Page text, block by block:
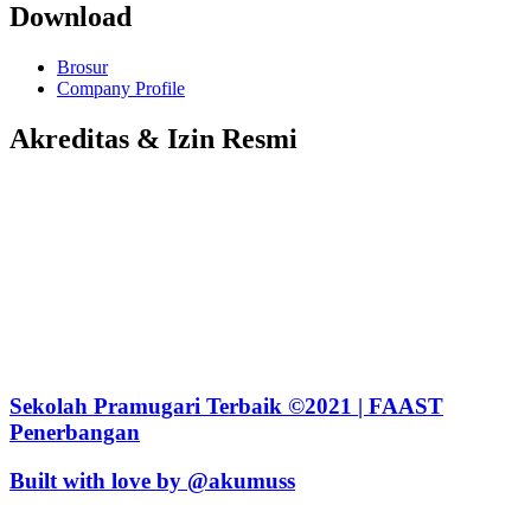
Download
Brosur
Company Profile
Akreditas & Izin Resmi
Sekolah Pramugari Terbaik ©2021 | FAAST
Penerbangan
Built with love by @akumuss